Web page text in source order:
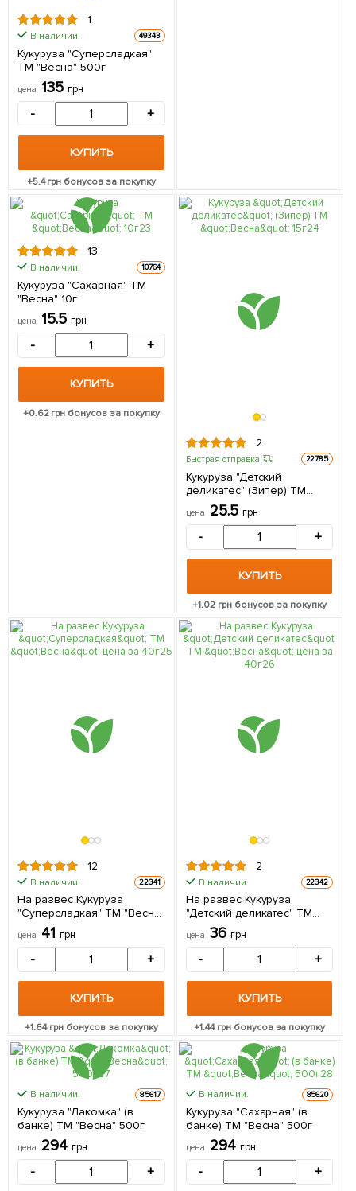
1
В наличии. 49343
Кукуруза "Суперсладкая"
ТМ "Весна" 500г
цена 135 грн
- +
КУПИТЬ
+5.4грн бонусов за покупку
13
В наличии. 10764
Кукуруза "Сахарная" ТМ
"Весна" 10г
цена 15.5 грн
- +
КУПИТЬ
+0.62грн бонусов за покупку
2
Быстрая отправка 22785
Кукуруза "Детский
деликатес" (Зипер) ТМ
"Весна" 15г
цена 25.5 грн
- +
КУПИТЬ
+1.02 грн бонусов за покупку
12
В наличии. 22341
На развес Кукуруза
"Суперсладкая" ТМ "Весна"
цена за 40г
цена 41 грн
- +
КУПИТЬ
+1.64грн бонусов за покупку
2
В наличии. 22342
На развес Кукуруза
"Детский деликатес" ТМ
"Весна" цена за 40г
цена 36 грн
- +
КУПИТЬ
+1.44грн бонусов за покупку
В наличии. 85617
Кукуруза "Лакомка" (в
банке) ТМ "Весна" 500г
цена 294 грн
- +
В наличии. 85620
Кукуруза "Сахарная" (в
банке) ТМ "Весна" 500г
цена 294 грн
- +